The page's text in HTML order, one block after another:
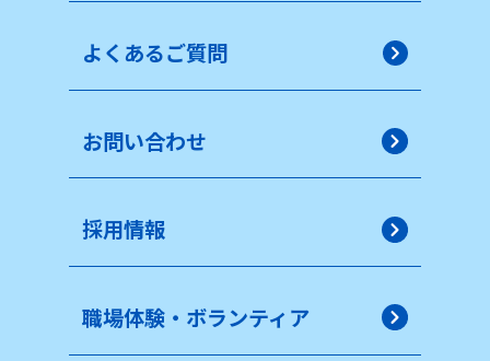
よくあるご質問
お問い合わせ
採用情報
職場体験・ボランティア